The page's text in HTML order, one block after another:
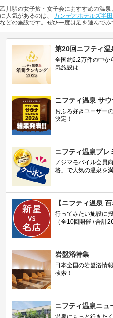
乙川駅の女子旅・女子会におすすめの温
に人気があるのは、 カンデオホテルズ半田
などの施設です。ぜひ一度は足を運んでみ
第20回ニフティ
全国約2.2万件の中か
気施設は…
ニフティ温泉 サ
おふろ好きユーザー
決定！
ニフティ温泉プレ
ノジマモバイル会員
格」で人気の温泉を
【ニフティ温泉 百
行ってみたい施設に
（全10回開催 / 合計
岩盤浴特集
日本全国の岩盤浴情
検索！
ニフティ温泉ニュ